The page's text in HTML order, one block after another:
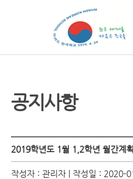
공지사항
2019학년도 1월 1,2학년 월간계
작성자 : 관리자 | 작성일 : 2020-